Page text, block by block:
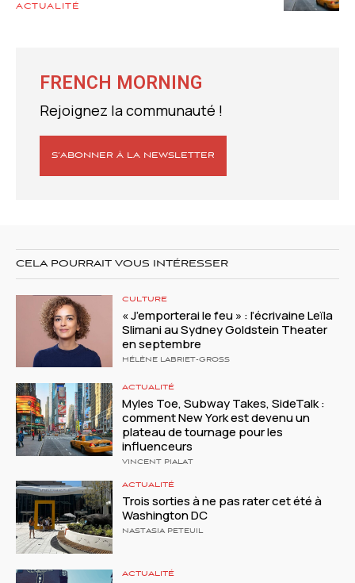
ACTUALITÉ
FRENCH MORNING
Rejoignez la communauté !
S’ABONNER À LA NEWSLETTER
CELA POURRAIT VOUS INTÉRESSER
CULTURE
« J’emporterai le feu » : l’écrivaine Leïla
Slimani au Sydney Goldstein Theater
en septembre
HÉLÈNE LABRIET-GROSS
ACTUALITÉ
Myles Toe, Subway Takes, SideTalk :
comment New York est devenu un
plateau de tournage pour les
influenceurs
VINCENT PIALAT
ACTUALITÉ
Trois sorties à ne pas rater cet été à
Washington DC
NASTASIA PETEUIL
ACTUALITÉ